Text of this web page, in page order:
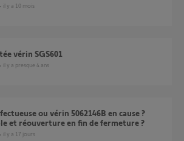
il y a 10 mois
vérin SGS601
il y a presque 4 ans
et réouverture en fin de fermeture ?
il y a 17 jours